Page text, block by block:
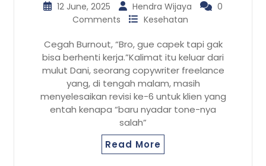
12 June, 2025 Hendra Wijaya
0
Comments
Kesehatan
Cegah Burnout, “Bro, gue capek tapi gak
bisa berhenti kerja.”Kalimat itu keluar dari
mulut Dani, seorang copywriter freelance
yang, di tengah malam, masih
menyelesaikan revisi ke-6 untuk klien yang
entah kenapa “baru nyadar tone-nya
salah”
Read More